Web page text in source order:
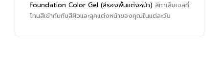
Foundation Color Gel (สีรองพื้นแต่งหน้า) สีทาเล็บเจลที่
โทนสีเข้ากันกับสีผิวและลุคแต่งหน้าของคุณในแต่ละวัน